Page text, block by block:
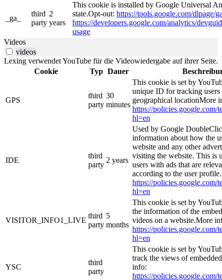
_ga_
third
party
2
years
This cookie is installed by Google Universal
state.Opt-out: https://tools.google.com/dlpage/
https://developers.google.com/analytics/
usage
Videos
videos
Lexing verwendet YouTube für die Videowiedergabe auf ihrer Seite.
Cookie
Typ Dauer
GPS
third
party
30
minutes
This cookie is set by
unique ID for tracking users
geographical locationMore
https://policies.google.com/
hl=en
IDE
third
party
2 years
Used by Google
information about how the
website and any other
visiting the website. This is
users with ads that are
according to the user
https://policies.google.com/
hl=en
VISITOR_INFO1_LIVE
third
party
5
months
This cookie is set by
the information of the
videos on a website.More
https://policies.google.com/
hl=en
YSC
third
party
This cookie is set by
track the views of
info:
https://policies.google.com/